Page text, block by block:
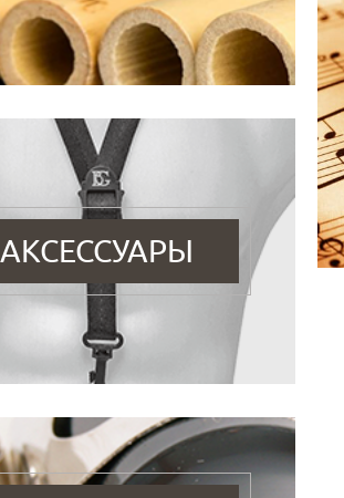
АКСЕССУАРЫ